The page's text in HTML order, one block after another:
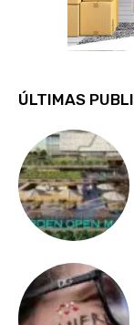
ÚLTIMAS